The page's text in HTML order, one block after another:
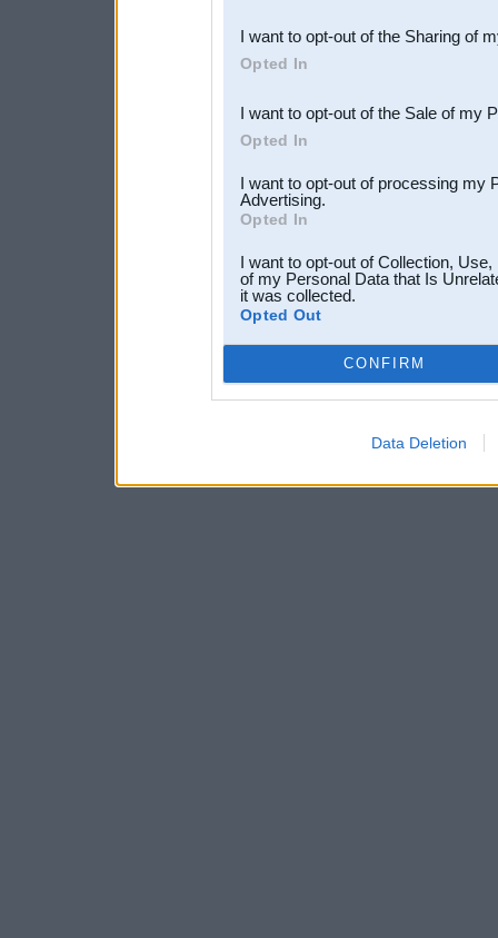
Downstream Participants
third parties.
I want to opt-out of the Sharing of
Opted In
I want to opt-out of the Sale of my
Opted In
I want to opt-out of processing my
Advertising.
Opted In
I want to opt-out of Collection,
of my Personal Data that Is
it was collected.
Opted Out
CONFIRM
Data Deletion